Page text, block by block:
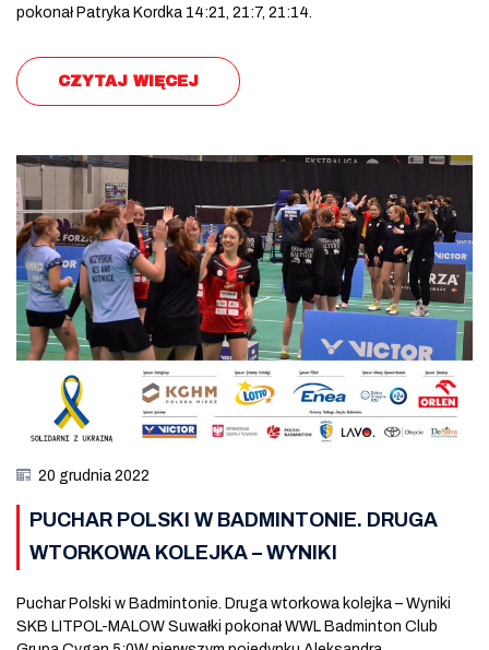
pokonał Patryka Kordka 14:21, 21:7, 21:14.
CZYTAJ WIĘCEJ
20 grudnia 2022
PUCHAR POLSKI W BADMINTONIE. DRUGA
WTORKOWA KOLEJKA – WYNIKI
Puchar Polski w Badmintonie. Druga wtorkowa kolejka – Wyniki
SKB LITPOL-MALOW Suwałki pokonał WWL Badminton Club